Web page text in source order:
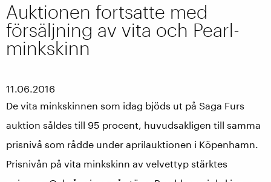
Auktionen fortsatte med
försäljning av vita och Pearl-
minkskinn
11.06.2016
De vita minkskinnen som idag bjöds ut på Saga Furs
auktion såldes till 95 procent, huvudsakligen till samma
prisnivå som rådde under aprilauktionen i Köpenhamn.
Prisnivån på vita minkskinn av velvettyp stärktes